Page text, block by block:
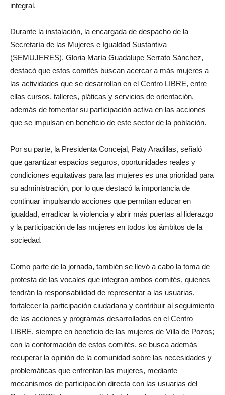
integral.
Durante la instalación, la encargada de despacho de la
Secretaría de las Mujeres e Igualdad Sustantiva
(SEMUJERES), Gloria María Guadalupe Serrato Sánchez,
destacó que estos comités buscan acercar a más mujeres a
las actividades que se desarrollan en el Centro LIBRE, entre
ellas cursos, talleres, pláticas y servicios de orientación,
además de fomentar su participación activa en las acciones
que se impulsan en beneficio de este sector de la población.
Por su parte, la Presidenta Concejal, Paty Aradillas, señaló
que garantizar espacios seguros, oportunidades reales y
condiciones equitativas para las mujeres es una prioridad para
su administración, por lo que destacó la importancia de
continuar impulsando acciones que permitan educar en
igualdad, erradicar la violencia y abrir más puertas al liderazgo
y la participación de las mujeres en todos los ámbitos de la
sociedad.
Como parte de la jornada, también se llevó a cabo la toma de
protesta de las vocales que integran ambos comités, quienes
tendrán la responsabilidad de representar a las usuarias,
fortalecer la participación ciudadana y contribuir al seguimiento
de las acciones y programas desarrollados en el Centro
LIBRE, siempre en beneficio de las mujeres de Villa de Pozos;
con la conformación de estos comités, se busca además
recuperar la opinión de la comunidad sobre las necesidades y
problemáticas que enfrentan las mujeres, mediante
mecanismos de participación directa con las usuarias del